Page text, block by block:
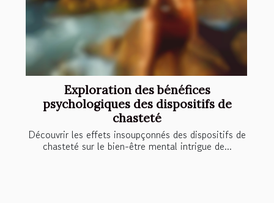
Exploration des bénéfices
psychologiques des dispositifs de
chasteté
Découvrir les effets insoupçonnés des dispositifs de
chasteté sur le bien-être mental intrigue de...